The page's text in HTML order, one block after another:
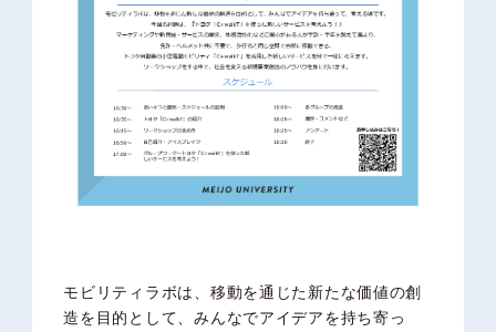
モビリティラボは、移動を通じた新たな価値の創
造を目的として、みんなでアイデアを持ち寄っ